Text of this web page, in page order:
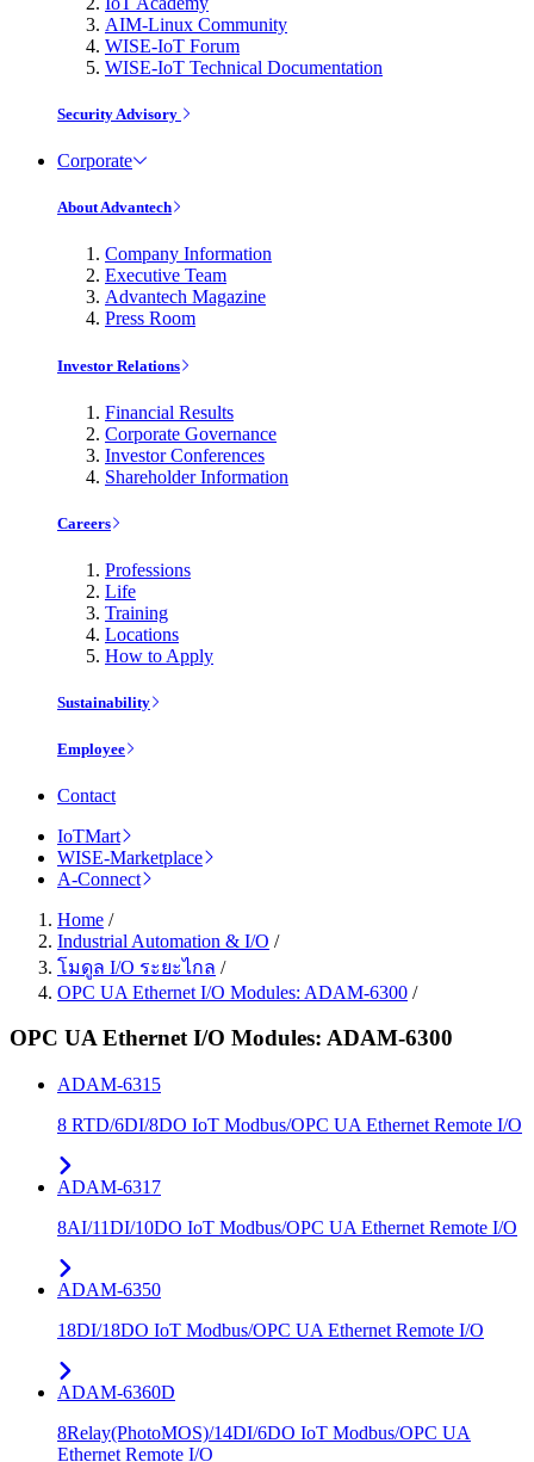
AIM-Linux Community
WISE-IoT Forum
WISE-IoT Technical Documentation
Security Advisory
Corporate
About Advantech
Company Information
Executive Team
Advantech Magazine
Press Room
Investor Relations
Financial Results
Corporate Governance
Investor Conferences
Shareholder Information
Careers
Professions
Life
Training
Locations
How to Apply
Sustainability
Employee
Contact
IoTMart
WISE-Marketplace
A-Connect
Home /
Industrial Automation & I/O /
โมดูล I/O ระยะไกล /
OPC UA Ethernet I/O Modules: ADAM-6300 /
OPC UA Ethernet I/O Modules: ADAM-6300
ADAM-6315
8 RTD/6DI/8DO IoT Modbus/OPC UA Ethernet Remote I/O
ADAM-6317
8AI/11DI/10DO IoT Modbus/OPC UA Ethernet Remote I/O
ADAM-6350
18DI/18DO IoT Modbus/OPC UA Ethernet Remote I/O
ADAM-6360D
8Relay(PhotoMOS)/14DI/6DO IoT Modbus/OPC UA
Ethernet Remote I/O